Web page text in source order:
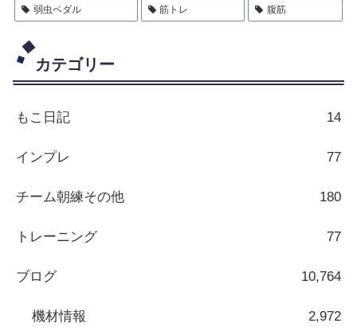
弱虫ペダル 筋トレ 腹筋
カテゴリー
もこ日記 14
インプレ 77
チーム朝練その他 180
トレーニング 77
ブログ 10,764
機材情報 2,972